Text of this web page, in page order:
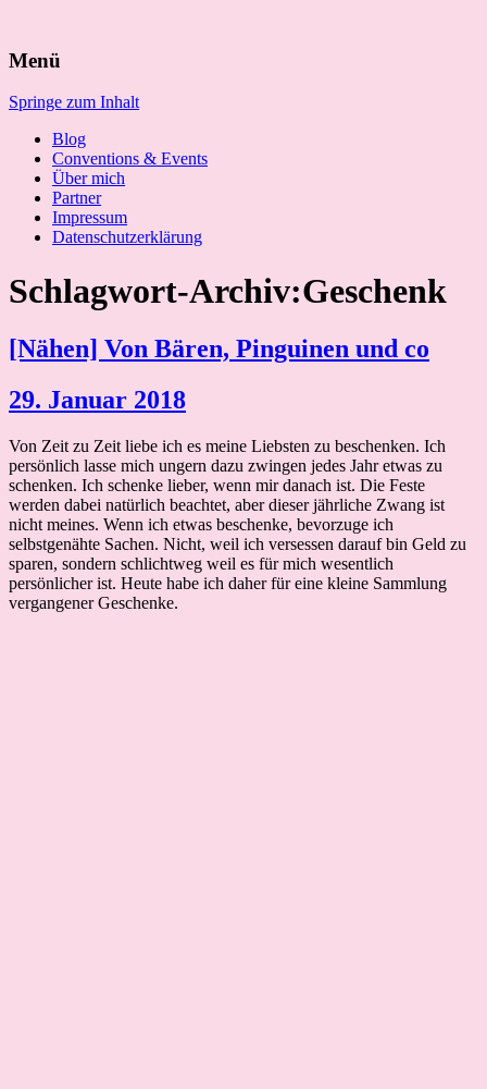
nach:
Menü
Springe zum Inhalt
Blog
Conventions & Events
Über mich
Partner
Impressum
Datenschutzerklärung
Schlagwort-Archiv:Geschenk
[Nähen] Von Bären, Pinguinen und co
29. Januar 2018
Von Zeit zu Zeit liebe ich es meine Liebsten zu beschenken. Ich
persönlich lasse mich ungern dazu zwingen jedes Jahr etwas zu
schenken. Ich schenke lieber, wenn mir danach ist. Die Feste
werden dabei natürlich beachtet, aber dieser jährliche Zwang ist
nicht meines. Wenn ich etwas beschenke, bevorzuge ich
selbstgenähte Sachen. Nicht, weil ich versessen darauf bin Geld zu
sparen, sondern schlichtweg weil es für mich wesentlich
persönlicher ist. Heute habe ich daher für eine kleine Sammlung
vergangener Geschenke.